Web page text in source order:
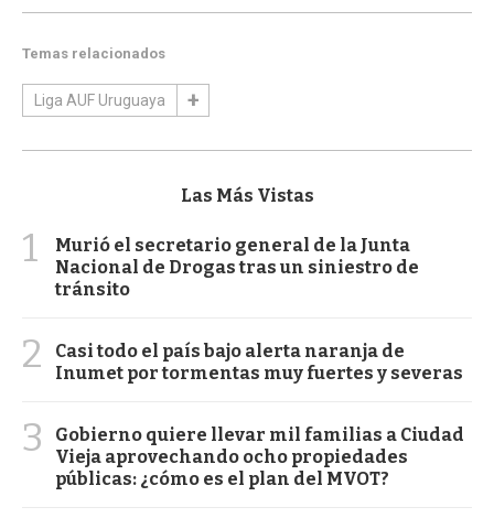
Temas relacionados
Liga AUF Uruguaya
Las Más Vistas
1
Murió el secretario general de la Junta
Nacional de Drogas tras un siniestro de
tránsito
2
Casi todo el país bajo alerta naranja de
Inumet por tormentas muy fuertes y severas
3
Gobierno quiere llevar mil familias a Ciudad
Vieja aprovechando ocho propiedades
públicas: ¿cómo es el plan del MVOT?